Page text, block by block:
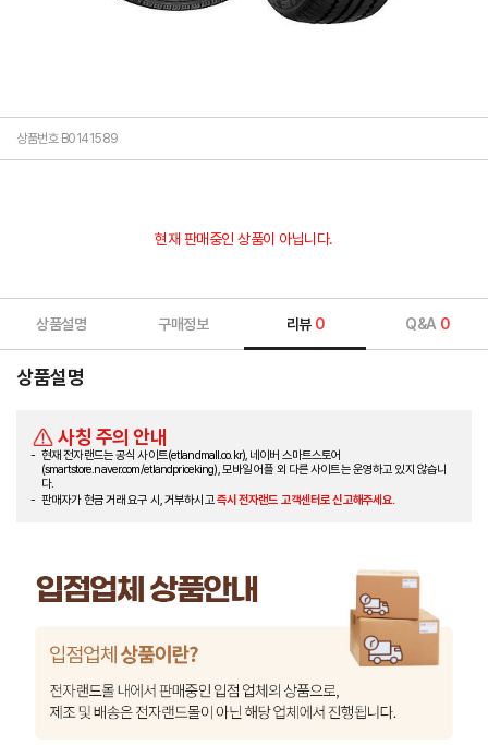
상품번호 B0141589
현재 판매중인 상품이 아닙니다.
상품설명 구매정보 리뷰 0 Q&A 0
상품설명
사칭 주의 안내
현재 전자랜드는 공식 사이트(etlandmall.co.kr), 네이버 스마트스토어
(smartstore.naver.com/etlandpriceking), 모바일 어플 외 다른 사이트는 운영하고 있지 않습니
다.
판매자가 현금 거래 요구 시, 거부하시고즉시 전자랜드 고객센터로 신고해주세요.